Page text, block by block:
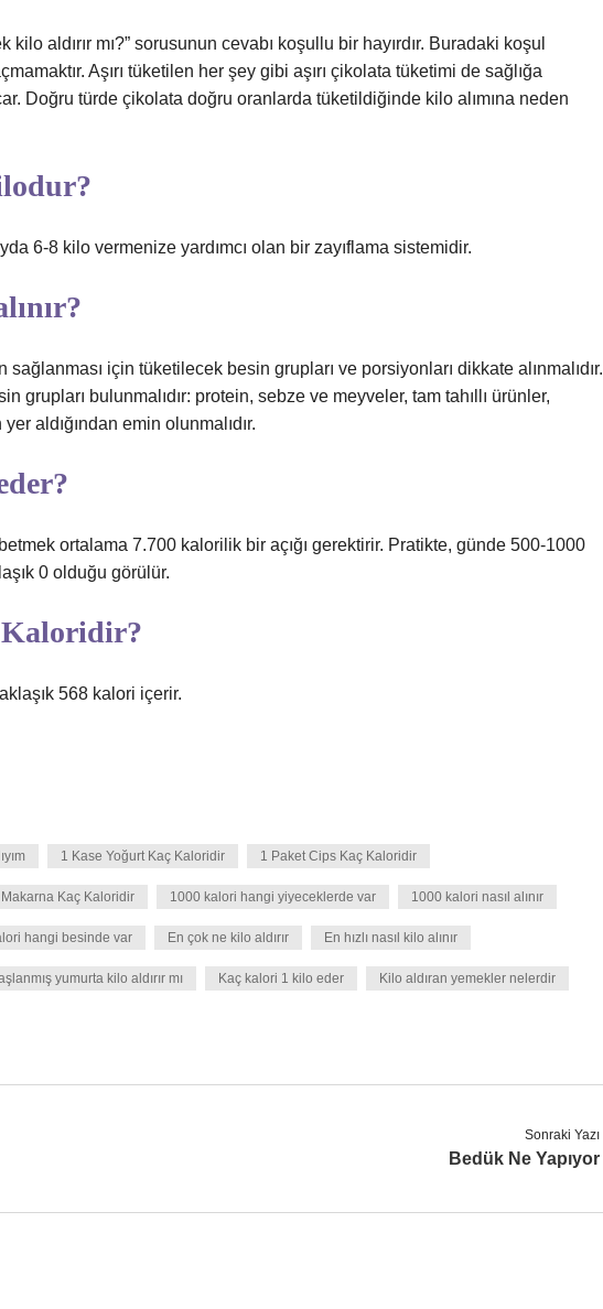
aldırır mı?” sorusunun cevabı koşullu bir hayırdır. Buradaki koşul
Aşırı tüketilen her şey gibi aşırı çikolata tüketimi de sağlığa
Doğru türde çikolata doğru oranlarda tüketildiğinde kilo alımına neden
6-8 kilo vermenize yardımcı olan bir zayıflama sistemidir.
sağlanması için tüketilecek besin grupları ve porsiyonları dikkate alınmalıdır.
grupları bulunmalıdır: protein, sebze ve meyveler, tam tahıllı ürünler,
aldığından emin olunmalıdır.
ortalama 7.700 kalorilik bir açığı gerektirir. Pratikte, günde 500-1000
0 olduğu görülür.
Kaloridir?
568 kalori içerir.
1 Kase Yoğurt Kaç Kaloridir 1 Paket Cips Kaç Kaloridir
Makarna Kaç Kaloridir 1000 kalori hangi yiyeceklerde var 1000 kalori nasıl alınır
hangi besinde var En çok ne kilo aldırır En hızlı nasıl kilo alınır
yumurta kilo aldırır mı Kaç kalori 1 kilo eder Kilo aldıran yemekler nelerdir
Sonraki Yazı
Bedük Ne Yapıyor